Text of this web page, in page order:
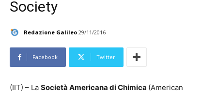
Society
Redazione Galileo 29/11/2016
Facebook Twitter
(IIT) – La Società Americana di Chimica (American